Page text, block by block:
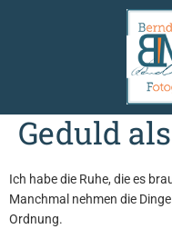
Geduld
Ich habe die Ruhe, die es
Manchmal nehmen die
Ordnung.